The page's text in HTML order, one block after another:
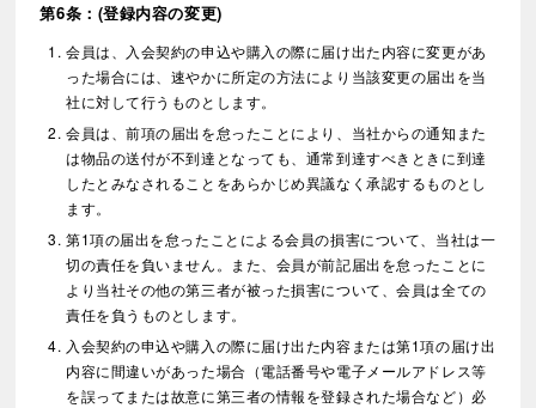
第6条：(登録内容の変更)
会員は、入会契約の申込や購入の際に届け出た内容に変更があ
った場合には、速やかに所定の方法により当該変更の届出を当
社に対して行うものとします。
会員は、前項の届出を怠ったことにより、当社からの通知また
は物品の送付が不到達となっても、通常到達すべきときに到達
したとみなされることをあらかじめ異議なく承認するものとし
ます。
第1項の届出を怠ったことによる会員の損害について、当社は一
切の責任を負いません。また、会員が前記届出を怠ったことに
より当社その他の第三者が被った損害について、会員は全ての
責任を負うものとします。
入会契約の申込や購入の際に届け出た内容または第1項の届け出
内容に間違いがあった場合（電話番号や電子メールアドレス等
を誤ってまたは故意に第三者の情報を登録された場合など）必